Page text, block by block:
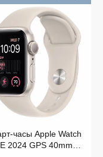
часы Apple Watch
2024 GPS 40mm